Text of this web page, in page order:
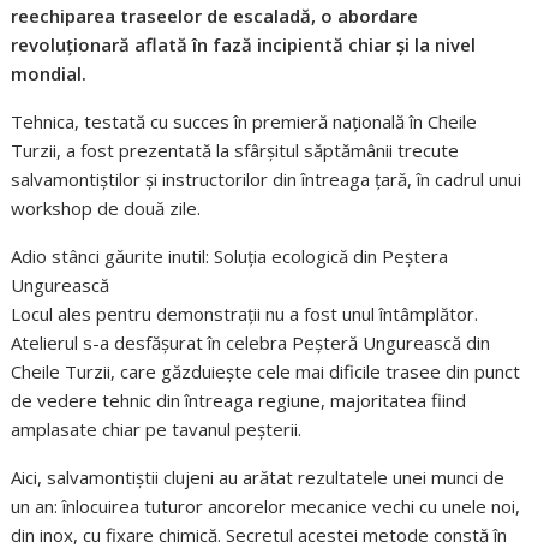
reechiparea traseelor de escaladă, o abordare
revoluționară aflată în fază incipientă chiar și la nivel
mondial.
Tehnica, testată cu succes în premieră națională în Cheile
Turzii, a fost prezentată la sfârșitul săptămânii trecute
salvamontiștilor și instructorilor din întreaga țară, în cadrul unui
workshop de două zile.
Adio stânci găurite inutil: Soluția ecologică din Peștera
Ungurească
Locul ales pentru demonstrații nu a fost unul întâmplător.
Atelierul s-a desfășurat în celebra Peșteră Ungurească din
Cheile Turzii, care găzduiește cele mai dificile trasee din punct
de vedere tehnic din întreaga regiune, majoritatea fiind
amplasate chiar pe tavanul peșterii.
Aici, salvamontiștii clujeni au arătat rezultatele unei munci de
un an: înlocuirea tuturor ancorelor mecanice vechi cu unele noi,
din inox, cu fixare chimică. Secretul acestei metode constă în